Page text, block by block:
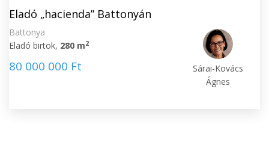
Eladó „hacienda” Battonyán
Battonya
Eladó birtok, 280 m2
80 000 000 Ft
Sárai-Kovács
Ágnes